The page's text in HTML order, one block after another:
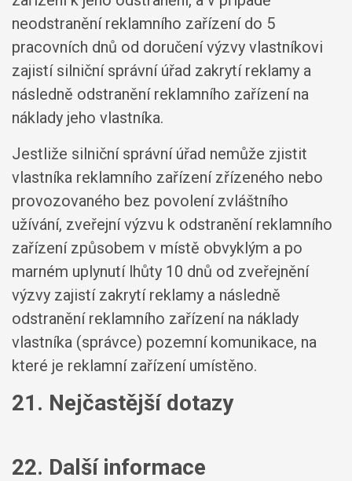
neodstranění reklamního zařízení do 5
pracovních dnů od doručení výzvy vlastníkovi
zajistí silniční správní úřad zakrytí reklamy a
následně odstranění reklamního zařízení na
náklady jeho vlastníka.
Jestliže silniční správní úřad nemůže zjistit
vlastníka reklamního zařízení zřízeného nebo
provozovaného bez povolení zvláštního
užívání, zveřejní výzvu k odstranění reklamního
zařízení způsobem v místě obvyklým a po
marném uplynutí lhůty 10 dnů od zveřejnění
výzvy zajistí zakrytí reklamy a následně
odstranění reklamního zařízení na náklady
vlastníka (správce) pozemní komunikace, na
které je reklamní zařízení umístěno.
21. Nejčastější dotazy
22. Další informace